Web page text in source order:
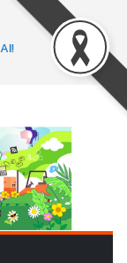
กิจให้พุ่งทะยาน
องสตรอง!